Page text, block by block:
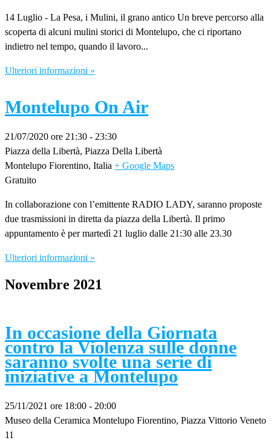
14 Luglio - La Pesa, i Mulini, il grano antico Un breve percorso alla
scoperta di alcuni mulini storici di Montelupo, che ci riportano
indietro nel tempo, quando il lavoro...
Ulteriori informazioni »
Montelupo On Air
21/07/2020 ore 21:30 - 23:30
Piazza della Libertà, Piazza Della Libertà
Montelupo Fiorentino, Italia + Google Maps
Gratuito
In collaborazione con l’emittente RADIO LADY, saranno proposte
due trasmissioni in diretta da piazza della Libertà. Il primo
appuntamento è per martedì 21 luglio dalle 21:30 alle 23.30
Ulteriori informazioni »
Novembre 2021
In occasione della Giornata
contro la Violenza sulle donne
saranno svolte una serie di
iniziative a Montelupo
25/11/2021 ore 18:00 - 20:00
Museo della Ceramica Montelupo Fiorentino, Piazza Vittorio Veneto
11